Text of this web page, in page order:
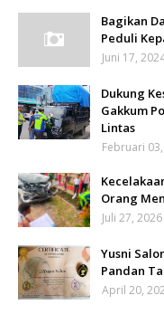
Bagikan
Peduli
Juni 17,
Dukung
Gakkum
Lintas
Februari
Orang
Juli 27, 2026
Yusni
Pandan
April 20,